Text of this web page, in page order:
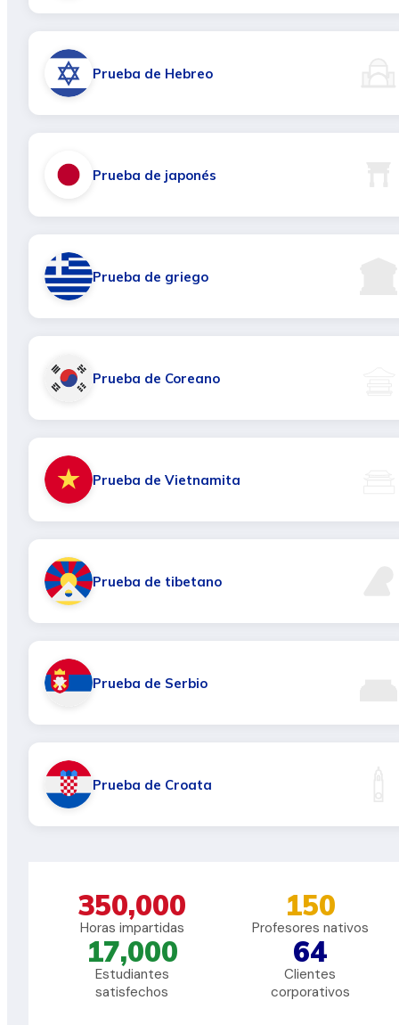
Prueba de Hebreo
Prueba de japonés
Prueba de griego
Prueba de Coreano
Prueba de Vietnamita
Prueba de tibetano
Prueba de Serbio
Prueba de Croata
350,000
Horas impartidas
150
Profesores nativos
17,000
Estudiantes
satisfechos
64
Clientes
corporativos